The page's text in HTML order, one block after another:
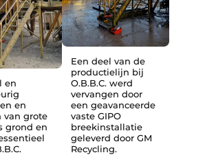
en
en
van grote
grond en
Een deel van de
productielijn bij
O.B.B.C. werd
vervangen door
een geavanceerde
vaste GIPO
breekinstallatie
geleverd door GM
Recycling.